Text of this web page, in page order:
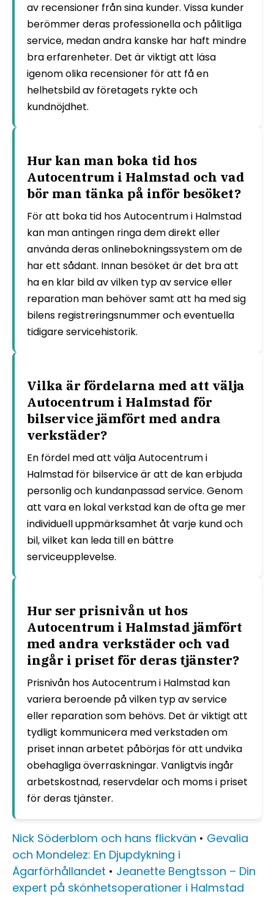
av recensioner från sina kunder. Vissa kunder
berömmer deras professionella och pålitliga
service, medan andra kanske har haft mindre
bra erfarenheter. Det är viktigt att läsa
igenom olika recensioner för att få en
helhetsbild av företagets rykte och
kundnöjdhet.
Hur kan man boka tid hos
Autocentrum i Halmstad och vad
bör man tänka på inför besöket?
För att boka tid hos Autocentrum i Halmstad
kan man antingen ringa dem direkt eller
använda deras onlinebokningssystem om de
har ett sådant. Innan besöket är det bra att
ha en klar bild av vilken typ av service eller
reparation man behöver samt att ha med sig
bilens registreringsnummer och eventuella
tidigare servicehistorik.
Vilka är fördelarna med att välja
Autocentrum i Halmstad för
bilservice jämfört med andra
verkstäder?
En fördel med att välja Autocentrum i
Halmstad för bilservice är att de kan erbjuda
personlig och kundanpassad service. Genom
att vara en lokal verkstad kan de ofta ge mer
individuell uppmärksamhet åt varje kund och
bil, vilket kan leda till en bättre
serviceupplevelse.
Hur ser prisnivån ut hos
Autocentrum i Halmstad jämfört
med andra verkstäder och vad
ingår i priset för deras tjänster?
Prisnivån hos Autocentrum i Halmstad kan
variera beroende på vilken typ av service
eller reparation som behövs. Det är viktigt att
tydligt kommunicera med verkstaden om
priset innan arbetet påbörjas för att undvika
obehagliga överraskningar. Vanligtvis ingår
arbetskostnad, reservdelar och moms i priset
för deras tjänster.
Nick Söderblom och hans flickvän • Gevalia
och Mondelez: En Djupdykning i
Ägarförhållandet • Jeanette Bengtsson – Din
expert på skönhetsoperationer i Halmstad